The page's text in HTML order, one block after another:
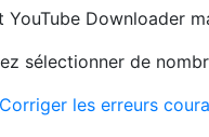
YouTube Downloader
sélectionner de
Corriger les erreurs